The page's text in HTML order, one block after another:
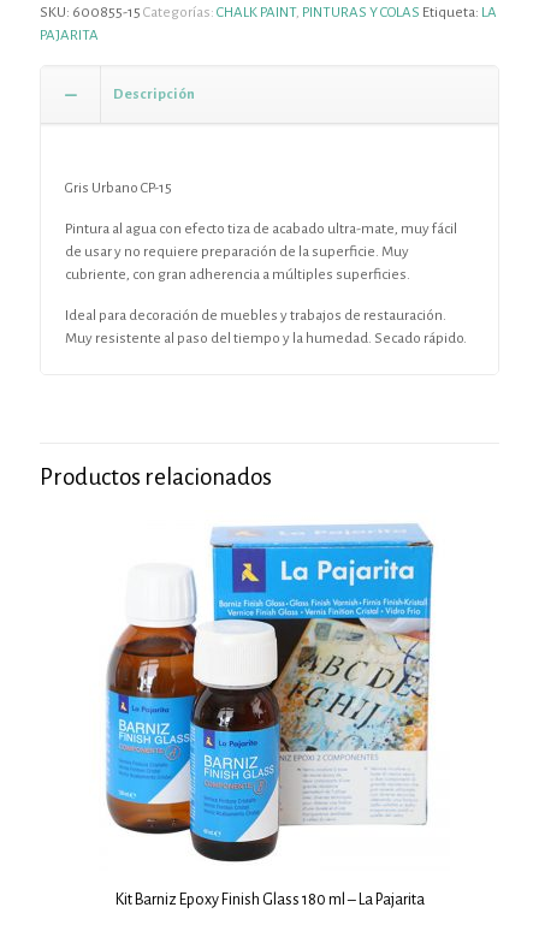
SKU: 600855-15 Categorías: CHALK PAINT, PINTURAS Y COLAS Etiqueta: LA
PAJARITA
Descripción
Gris Urbano CP-15
Pintura al agua con efecto tiza de acabado ultra-mate, muy fácil
de usar y no requiere preparación de la superficie. Muy
cubriente, con gran adherencia a múltiples superficies.
Ideal para decoración de muebles y trabajos de restauración.
Muy resistente al paso del tiempo y la humedad. Secado rápido.
Productos relacionados
Kit Barniz Epoxy Finish Glass 180 ml – La Pajarita